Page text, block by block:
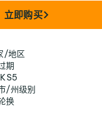
立即购买
/地区
期
/州级别
换